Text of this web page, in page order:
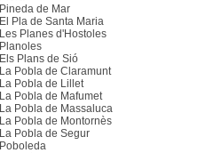
Pineda de Mar
El Pla de Santa Maria
Les Planes d'Hostoles
Planoles
Els Plans de Sió
La Pobla de Claramunt
La Pobla de Lillet
La Pobla de Mafumet
La Pobla de Massaluca
La Pobla de Montornès
La Pobla de Segur
Poboleda